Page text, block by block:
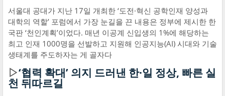
서울대 공대가 지난 17일 개최한 ‘도전·혁신 공학인재 양성과
대학의 역할’ 포럼에서 가장 눈길을 끈 내용은 정부에 제시한 한
국판 ‘천인계획’이었다. 매년 이공계 신입생의 1%에 해당하는
최고 인재 1000명을 선발하고 지원해 인공지능(AI) 시대와 기술
생태계를 주도하자는 게 골자다
▷‘협력 확대’ 의지 드러낸 한·일 정상, 빠른 실
천 뒤따르길